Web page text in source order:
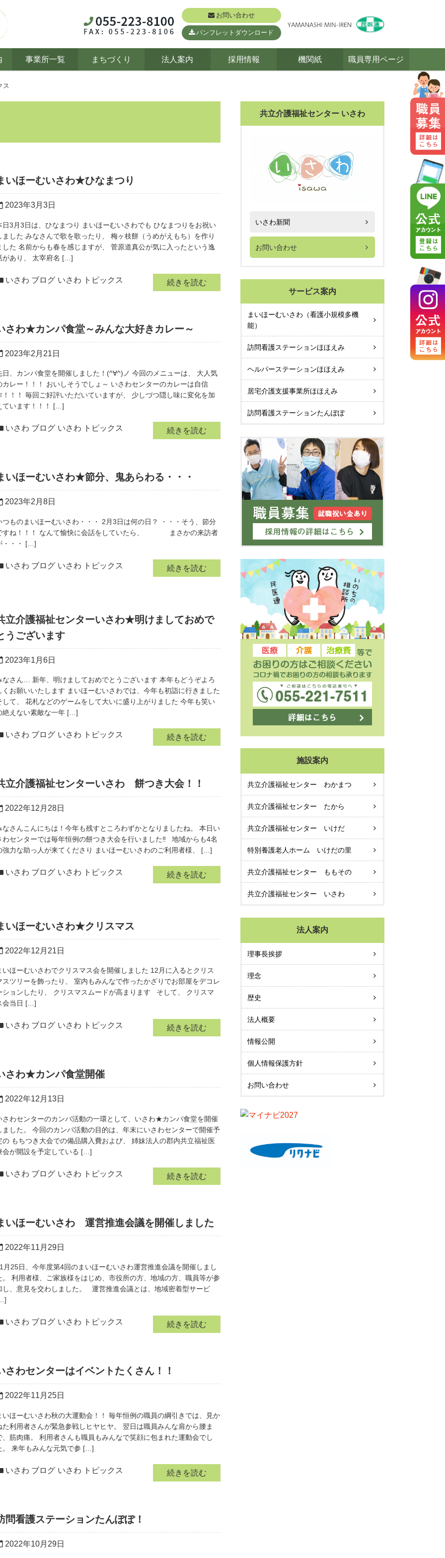
お問い合わせ
パンフレットダウンロード
事業所一覧 まちづくり 法人案内 採用情報 機関紙 職員専用ページ
ス
いほーむいさわ★ひなまつり
2023年3月3日
日3月3日は、ひなまつり まいほーむいさわでも ひなまつりをお祝い
ました みなさんで歌を歌ったり、 梅ヶ枝餅（うめがえもち）を作り
した 名前からも春を感じますが、 菅原道真公が気に入ったという逸
があり、 太宰府名 […]
いさわ ブログ いさわ トピックス 続きを読む
さわ★カンパ食堂～みんな大好きカレー～
2023年2月21日
日、カンパ食堂を開催しました！(^∀^)ノ 今回のメニューは、 大人気
カレー！！！ おいしそうでしょ～ いさわセンターのカレーは自信
！！！ 毎回ご好評いただいていますが、 少しづつ隠し味に変化を加
ています！！！ […]
いさわ ブログ いさわ トピックス 続きを読む
いほーむいさわ★節分、鬼あらわる・・・
2023年2月8日
つものまいほーむいさわ・・・ 2月3日は何の日？ ・・・そう、節分
すね！！！ なんて愉快に会話をしていたら、 まさかの来訪者
・・・ […]
いさわ ブログ いさわ トピックス 続きを読む
立介護福祉センターいさわ★明けましておめで
うございます
2023年1月6日
なさん… 新年、明けましておめでとうございます 本年もどうぞよろ
くお願いいたします まいほーむいさわでは、今年も初詣に行きました
して、 花札などのゲームをして大いに盛り上がりました 今年も笑い
絶えない素敵な一年 […]
いさわ ブログ いさわ トピックス 続きを読む
立介護福祉センターいさわ 餅つき大会！！
2022年12月28日
なさんこんにちは！今年も残すところわずかとなりましたね。 本日い
わセンターでは毎年恒例の餅つき大会を行いました‼ 地域からも4名
強力な助っ人が来てくださり まいほーむいさわのご利用者様、 […]
いさわ ブログ いさわ トピックス 続きを読む
いほーむいさわ★クリスマス
2022年12月21日
いほーむいさわでクリスマス会を開催しました 12月に入るとクリス
スツリーを飾ったり、 室内もみんなで作ったかざりでお部屋をデコレ
ションしたり、 クリスマスムードが高まります そして、 クリスマ
会当日 […]
いさわ ブログ いさわ トピックス 続きを読む
さわ★カンパ食堂開催
2022年12月13日
さわセンターのカンパ活動の一環として、いさわ★カンパ食堂を開催
ました。 今回のカンパ活動の目的は、年末にいさわセンターで開催予
の もちつき大会での備品購入費および、 姉妹法人の郡内共立福祉医
会が開設を予定している […]
いさわ ブログ いさわ トピックス 続きを読む
いほーむいさわ 運営推進会議を開催しました
2022年11月29日
月25日、今年度第4回のまいほーむいさわ運営推進会議を開催しまし
。 利用者様、ご家族様をはじめ、市役所の方、地域の方、職員等が参
し、意見を交わしました。 運営推進会議とは、地域密着型サービ
いさわ ブログ いさわ トピックス 続きを読む
さわセンターはイベントたくさん！！
2022年11月25日
いほーむいさわ秋の大運動会！！ 毎年恒例の職員の綱引きでは、見か
た利用者さんが緊急参戦しヒヤヒヤ。 翌日は職員みんな肩から腰ま
、筋肉痛。 利用者さんも職員もみんなで笑顔に包まれた運動会でし
。 来年もみんな元気で参 […]
いさわ ブログ いさわ トピックス 続きを読む
問看護ステーションたんぽぽ！
2022年10月29日
共立介護福祉センター いさわ
いさわ新聞
お問い合わせ
サービス案内
まいほーむいさわ（看護小規模多機
能）
訪問看護ステーションほほえみ
ヘルパーステーションほほえみ
居宅介護支援事業所ほほえみ
訪問看護ステーションたんぽぽ
施設案内
共立介護福祉センター わかまつ
共立介護福祉センター たから
共立介護福祉センター いけだ
特別養護老人ホーム いけだの里
共立介護福祉センター ももその
共立介護福祉センター いさわ
法人案内
理事長挨拶
理念
歴史
法人概要
情報公開
個人情報保護方針
お問い合わせ